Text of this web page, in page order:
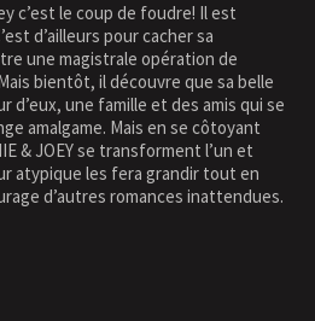
c’est le coup de foudre! Il est
d’ailleurs pour cacher sa
une magistrale opération de
bientôt, il découvre que sa belle
une famille et des amis qui se
amalgame. Mais en se côtoyant
& JOEY se transforment l’un et
atypique les fera grandir tout en
d’autres romances inattendues.